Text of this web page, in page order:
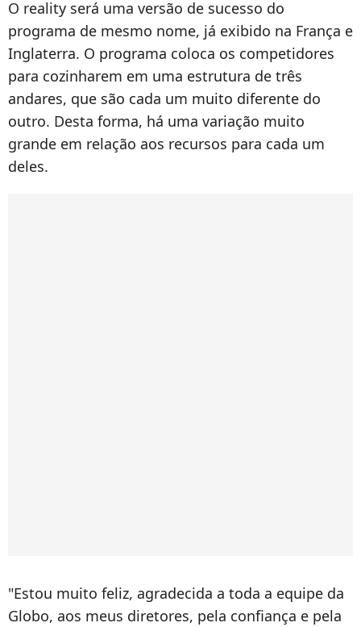
O reality será uma versão de sucesso do
programa de mesmo nome, já exibido na França e
Inglaterra. O programa coloca os competidores
para cozinharem em uma estrutura de três
andares, que são cada um muito diferente do
outro. Desta forma, há uma variação muito
grande em relação aos recursos para cada um
deles.
"Estou muito feliz, agradecida a toda a equipe da
Globo, aos meus diretores, pela confiança e pela